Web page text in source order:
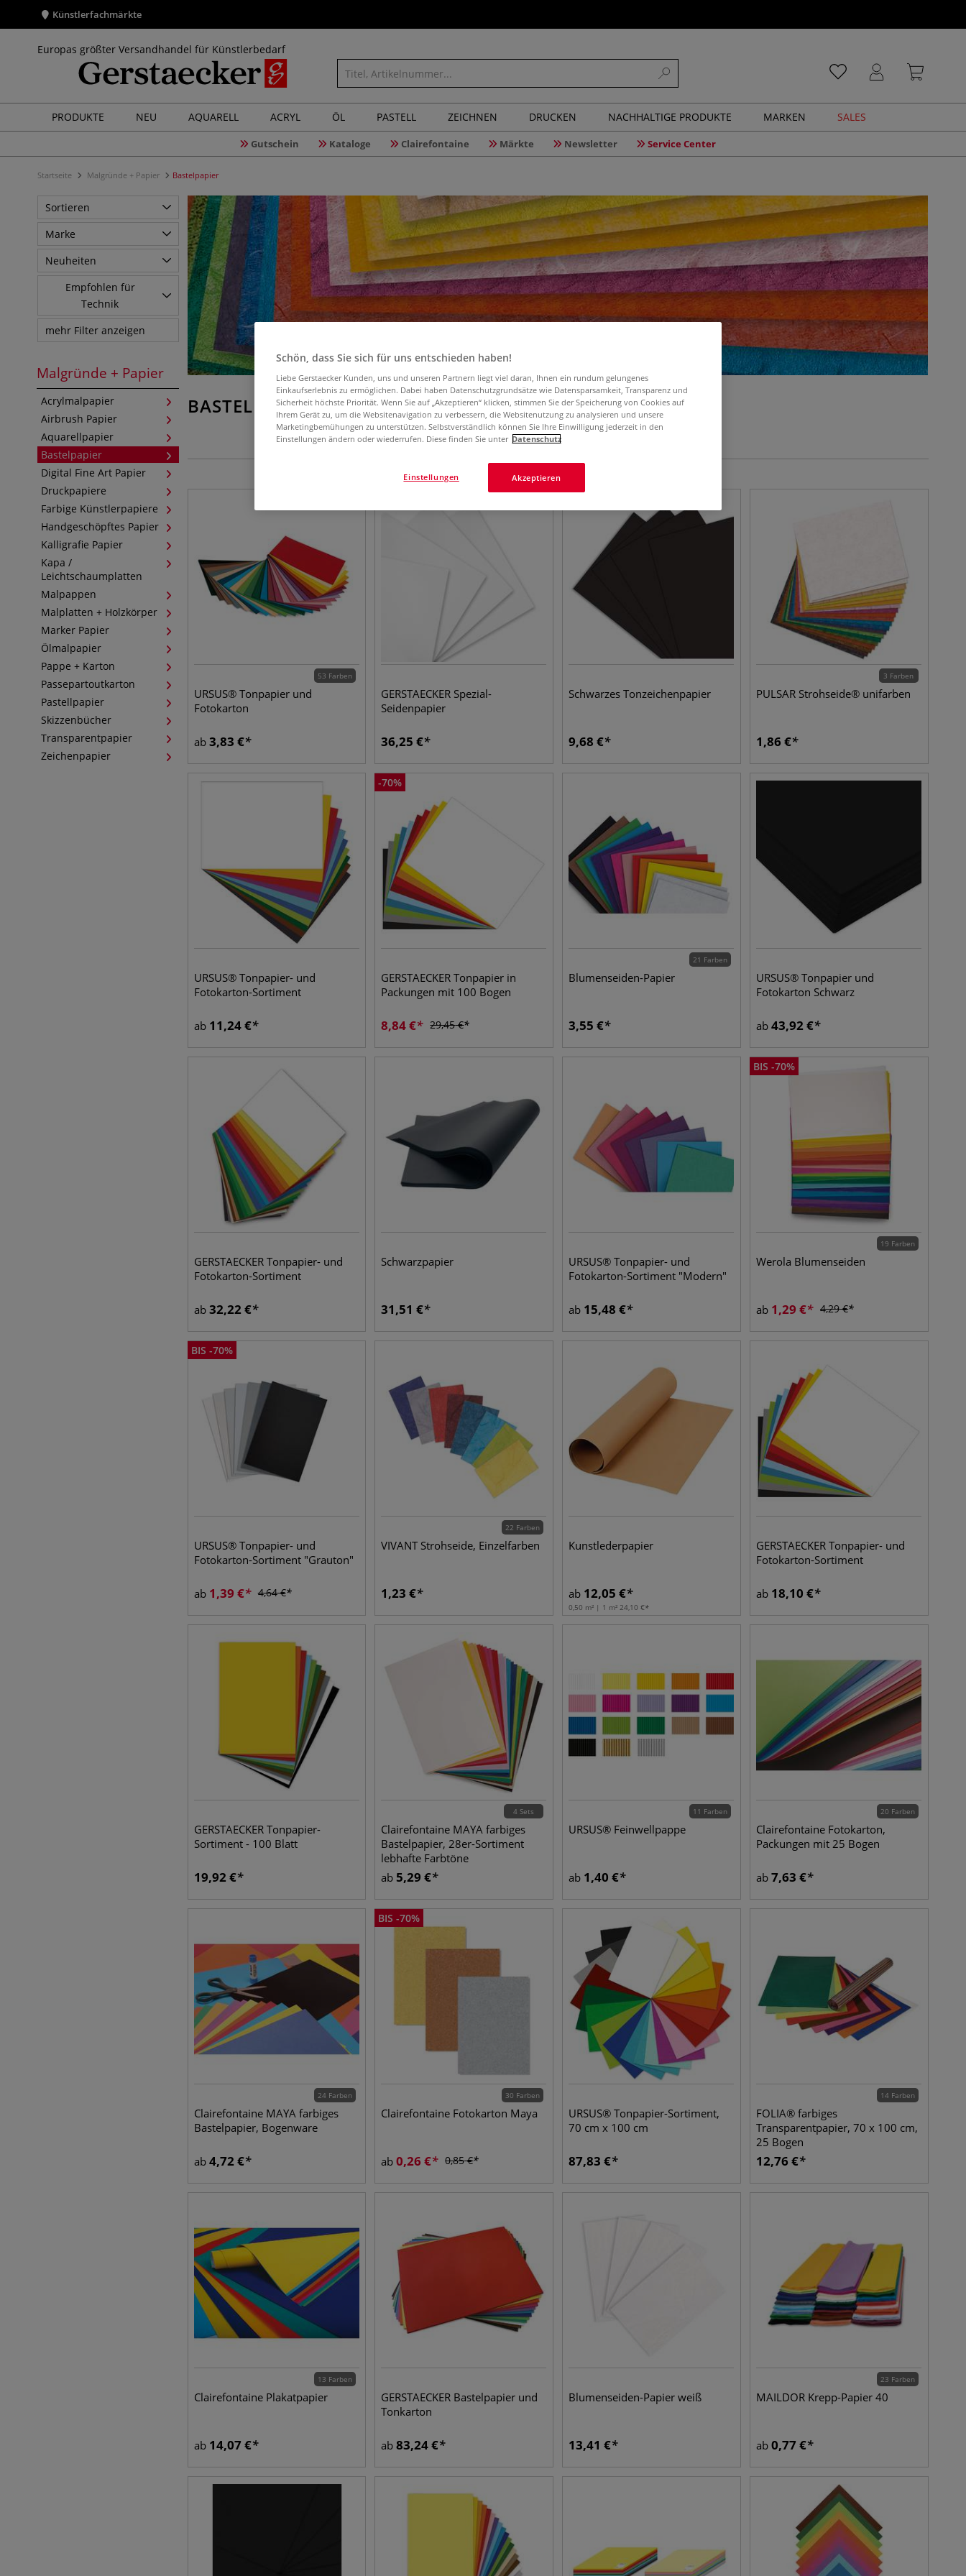
Künstlerfachmärkte
Europas größter Versandhandel für Künstlerbedarf
PRODUKTE NEU AQUARELL ACRYL ÖL PASTELL ZEICHNEN DRUCKEN NACHHALTIGE PRODUKTE MARKEN SALES
Gutschein Kataloge Clairefontaine Märkte Newsletter Service Center
Startseite Malgründe + Papier Bastelpapier
Sortieren
Marke
Neuheiten
Empfohlen für
Technik
mehr Filter anzeigen
Malgründe + Papier
Acrylmalpapier
Airbrush Papier
Aquarellpapier
Bastelpapier
Digital Fine Art Papier
Druckpapiere
Farbige Künstlerpapiere
Handgeschöpftes Papier
Kalligrafie Papier
Kapa /
Leichtschaumplatten
Malpappen
Malplatten + Holzkörper
Marker Papier
Ölmalpapier
Pappe + Karton
Passepartoutkarton
Pastellpapier
Skizzenbücher
Transparentpapier
Zeichenpapier
BASTELPAPIER
53 Farben
URSUS® Tonpapier und
Fotokarton
ab 3,83 €
GERSTAECKER Spezial-
Seidenpapier
36,25 €
Schwarzes Tonzeichenpapier
9,68 €
3 Farben
PULSAR Strohseide® unifarben
1,86 €
URSUS® Tonpapier- und
Fotokarton-Sortiment
ab 11,24€
-70%
GERSTAECKER Tonpapier in
Packungen mit 100 Bogen
8,84€ 29,45€
21 Farben
Blumenseiden-Papier
3,55 €
URSUS® Tonpapier und
Fotokarton Schwarz
ab 43,92 €
GERSTAECKER Tonpapier- und
Fotokarton-Sortiment
ab 32,22 €
Schwarzpapier
31,51 €
URSUS® Tonpapier- und
Fotokarton-Sortiment "Modern"
ab 15,48 €
BIS -70%
19 Farben
Werola Blumenseiden
ab 1,29 € 4,29€
BIS -70%
URSUS® Tonpapier- und
Fotokarton-Sortiment "Grauton"
ab 1,39 € 4,64€
22 Farben
VIVANT Strohseide, Einzelfarben
1,23 €
Kunstlederpapier
ab 12,05 €
0,50 m² | 1 m² 24,10 €
GERSTAECKER Tonpapier- und
Fotokarton-Sortiment
ab 18,10 €
GERSTAECKER Tonpapier-
Sortiment - 100 Blatt ​
19,92 €
4 Sets
Clairefontaine MAYA farbiges
Bastelpapier, 28er-Sortiment
lebhafte Farbtöne
ab 5,29 €
11 Farben
URSUS® Feinwellpappe
ab 1,40 €
20 Farben
Clairefontaine Fotokarton,
Packungen mit 25 Bogen
ab 7,63 €
24 Farben
Clairefontaine MAYA farbiges
Bastelpapier, Bogenware
ab 4,72 €
BIS -70%
30 Farben
Clairefontaine Fotokarton Maya
ab 0,26 € 0,85€
URSUS® Tonpapier-Sortiment,
70 cm x 100 cm
87,83 €
14 Farben
FOLIA® farbiges
Transparentpapier, 70 x 100 cm,
25 Bogen
12,76 €
13 Farben
Clairefontaine Plakatpapier
ab 14,07 €
GERSTAECKER Bastelpapier und
Tonkarton
ab 83,24€
Blumenseiden-Papier weiß
13,41 €
23 Farben
MAILDOR Krepp-Papier 40
ab 0,77 €
Schön, dass Sie sich für uns entschieden haben!
Liebe Gerstaecker Kunden, uns und unseren Partnern liegt viel daran, Ihnen ein rundum gelungenes
Einkaufserlebnis zu ermöglichen. Dabei haben Datenschutzgrundsätze wie Datensparsamkeit, Transparenz und
Sicherheit höchste Priorität. Wenn Sie auf „Akzeptieren“ klicken, stimmen Sie der Speicherung von Cookies auf
Ihrem Gerät zu, um die Websitenavigation zu verbessern, die Websitenutzung zu analysieren und unsere
Marketingbemühungen zu unterstützen. Selbstverständlich können Sie Ihre Einwilligung jederzeit in den
Einstellungen ändern oder wiederrufen. Diese finden Sie unter Datenschutz
Akzeptieren
Einstellungen